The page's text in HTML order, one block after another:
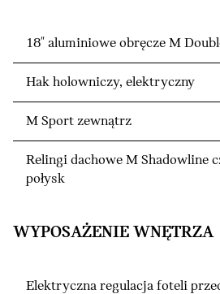
18" aluminiowe obręcze M
Hak holowniczy, elektryczny
M Sport zewnątrz
Relingi dachowe M Shadowline
połysk
WYPOSAŻENIE WNĘTRZA
Elektryczna regulacja foteli